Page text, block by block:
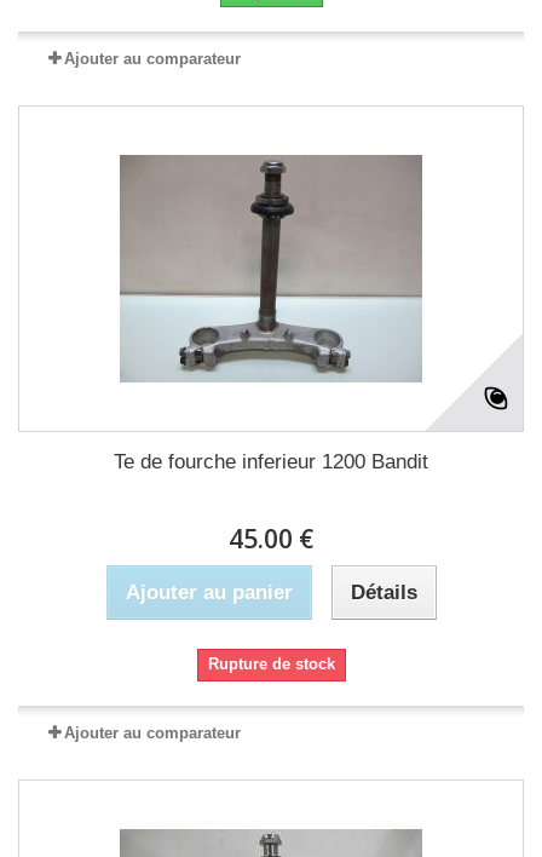
Ajouter au comparateur
Te de fourche inferieur 1200 Bandit
45.00 €
Ajouter au panier Détails
Rupture de stock
Ajouter au comparateur